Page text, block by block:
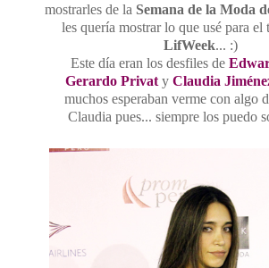
mostrarles de la Semana de la Moda
les quería mostrar lo que usé para el
LifWeek... :)
Este día eran los desfiles de
Gerardo Privat y Claudia
muchos esperaban verme con algo
Claudia pues... siempre los puedo